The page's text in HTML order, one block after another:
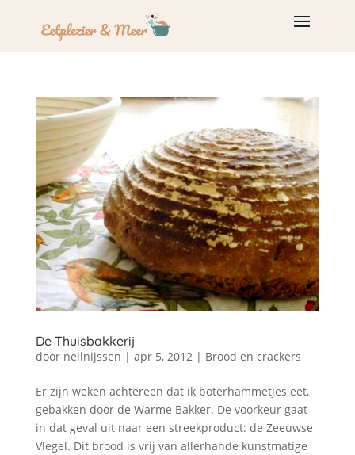
De Thuisbakkerij
door nellnijssen | apr 5, 2012 | Brood en crackers
Er zijn weken achtereen dat ik boterhammetjes eet,
gebakken door de Warme Bakker. De voorkeur gaat
in dat geval uit naar een streekproduct: de Zeeuwse
Vlegel. Dit brood is vrij van allerhande kunstmatige